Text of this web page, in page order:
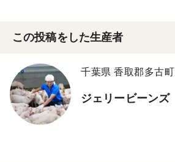
この投稿をした生産者
千葉県 香取郡多古町
ジェリービーンズ